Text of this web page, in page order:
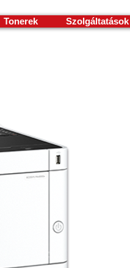
Tonerek Szolgáltatások